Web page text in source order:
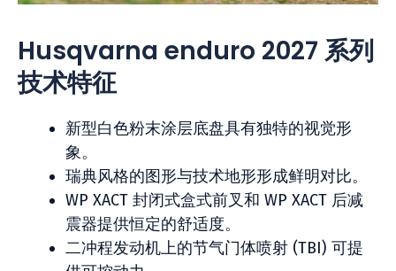
Husqvarna enduro 2027 系列
技术特征
新型白色粉末涂层底盘具有独特的视觉形
象。
瑞典风格的图形与技术地形形成鲜明对比。
WP XACT 封闭式盒式前叉和 WP XACT 后减
震器提供恒定的舒适度。
二冲程发动机上的节气门体喷射 (TBI) 可提